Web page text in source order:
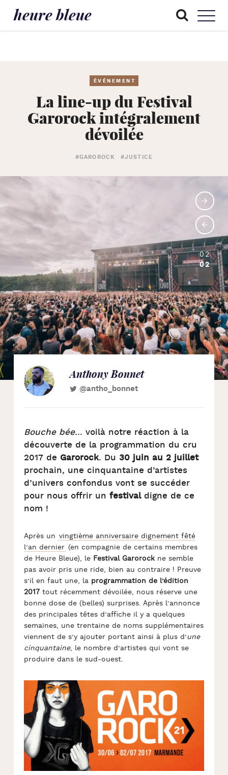
heure bleue
ÉVÉNEMENT
La line-up du Festival
Garorock intégralement
dévoilée
#GAROROCK #JUSTICE
02
02
Anthony Bonnet
@antho_bonnet
Bouche bée… voilà notre réaction à la
découverte de la programmation du cru
2017 de Garorock. Du 30 juin au 2 juillet
prochain, une cinquantaine d’artistes
d’univers confondus vont se succéder
pour nous offrir un festivaldigne de ce
nom !
Après un vingtième anniversaire dignement fêté
l’an dernier (en compagnie de certains membres
de Heure Bleue), le Festival Garorockne semble
pas avoir pris une ride, bien au contraire ! Preuve
s’il en faut une, la programmation de l’édition
2017tout récemment dévoilée, nous réserve une
bonne dose de (belles) surprises. Après l’annonce
des principales têtes d’affiche il y a quelques
semaines, une trentaine de noms supplémentaires
viennent de s’y ajouter portant ainsi à plus d’une
cinquantaine, le nombre d’artistes qui vont se
produire dans le sud-ouest.